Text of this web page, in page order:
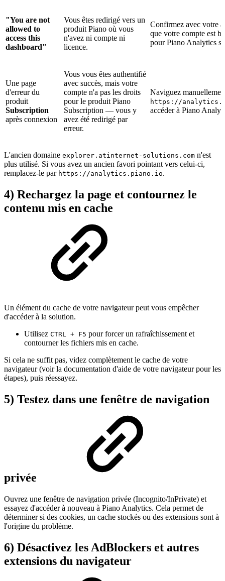
"You are not
allowed to
access this
dashboard"
Vous êtes redirigé vers un
produit Piano où vous
n'avez ni compte ni
licence.
Confirmez avec votre
que votre compte est
pour Piano Analytics
Une page
d'erreur du
produit
Subscription
après connexion
Vous vous êtes authentifié
avec succès, mais votre
compte n'a pas les droits
pour le produit Piano
Subscription — vous y
avez été redirigé par
erreur.
Naviguez
https://
accéder à Piano
L'ancien domaine explorer.atinternet-solutions.com n'est
plus utilisé. Si vous avez un ancien favori pointant vers celui-ci,
remplacez-le par https://analytics.piano.io.
4) Rechargez la page et contournez le
contenu mis en cache
Un élément du cache de votre navigateur peut vous empêcher
d'accéder à la solution.
Utilisez CTRL + F5 pour forcer un rafraîchissement et
contourner les fichiers mis en cache.
Si cela ne suffit pas, videz complètement le cache de votre
navigateur (voir la documentation d'aide de votre navigateur pour les
étapes), puis réessayez.
5) Testez dans une fenêtre de navigation
privée
Ouvrez une fenêtre de navigation privée (Incognito/InPrivate) et
essayez d'accéder à nouveau à Piano Analytics. Cela permet de
déterminer si des cookies, un cache stockés ou des extensions sont à
l'origine du problème.
6) Désactivez les AdBlockers et autres
extensions du navigateur